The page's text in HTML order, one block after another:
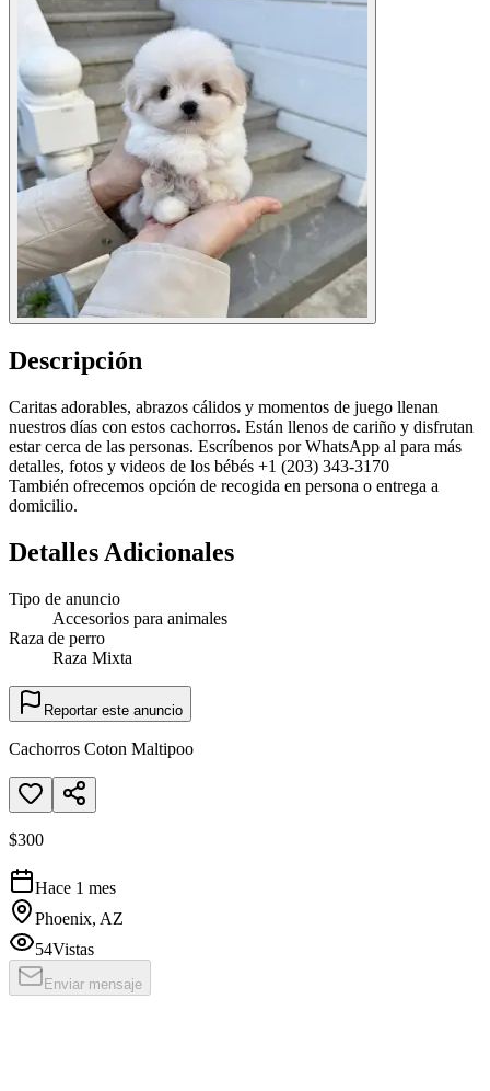
Descripción
Caritas adorables, abrazos cálidos y momentos de juego llenan
nuestros días con estos cachorros. Están llenos de cariño y disfrutan
estar cerca de las personas. Escríbenos por WhatsApp al para más
detalles, fotos y videos de los bébés +1 (203) 343-3170
También ofrecemos opción de recogida en persona o entrega a
domicilio.
Detalles Adicionales
Tipo de anuncio
Accesorios para animales
Raza de perro
Raza Mixta
Reportar este anuncio
Cachorros Coton Maltipoo
$300
Hace 1 mes
Phoenix, AZ
54Vistas
Enviar mensaje